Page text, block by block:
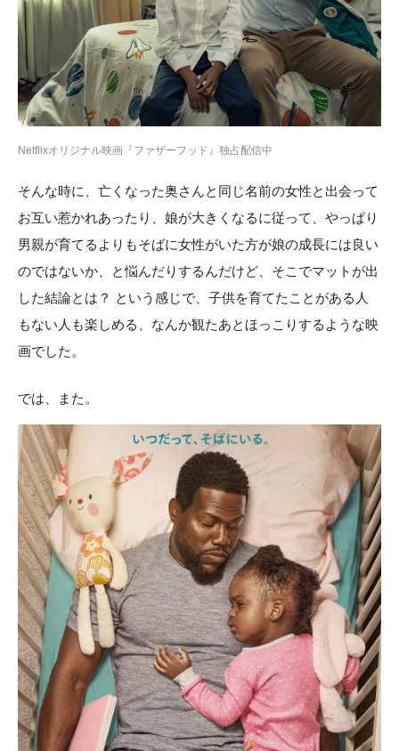
Netflixオリジナル映画『ファザーフッド』独占配信中
そんな時に、亡くなった奥さんと同じ名前の女性と出会って
お互い惹かれあったり、娘が大きくなるに従って、やっぱり
男親が育てるよりもそばに女性がいた方が娘の成長には良い
のではないか、と悩んだりするんだけど、そこでマットが出
した結論とは？ という感じで、子供を育てたことがある人
もない人も楽しめる、なんか観たあとほっこりするような映
画でした。
では、また。